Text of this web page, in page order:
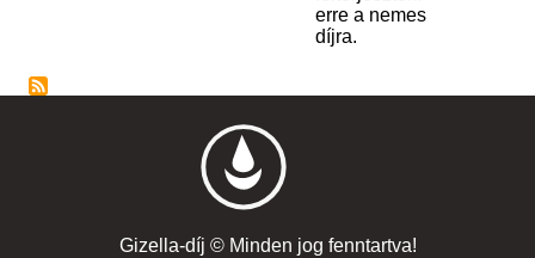
erre a nemes
díjra.
Gizella-díj © Minden jog fenntartva!